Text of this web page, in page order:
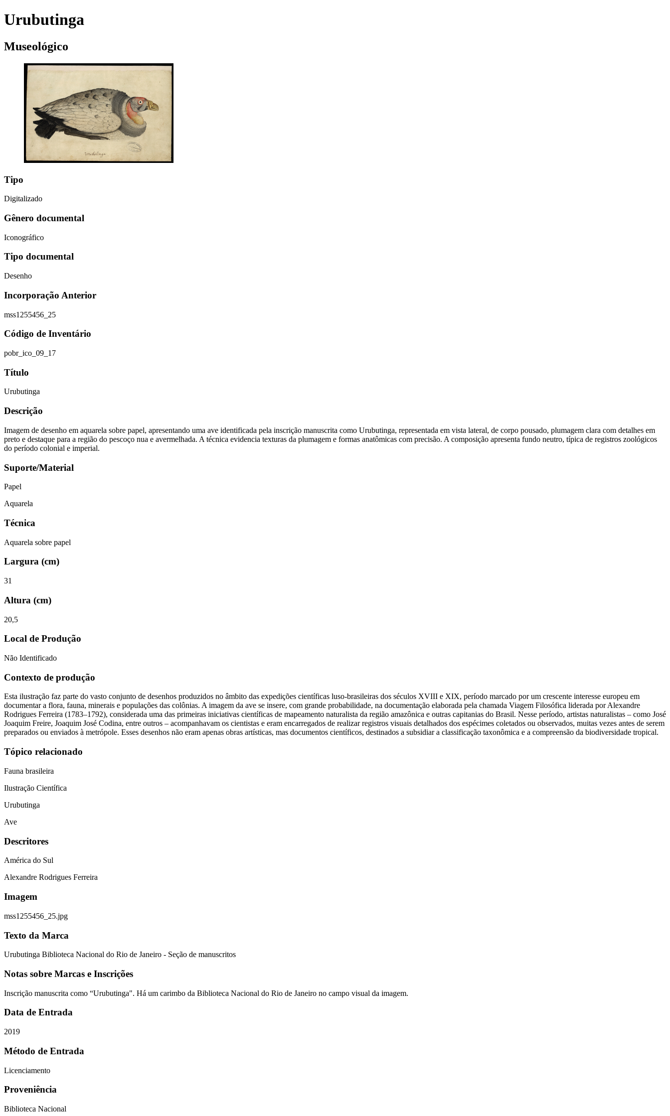
Urubutinga
Museológico
Tipo
Digitalizado
Gênero documental
Iconográfico
Tipo documental
Desenho
Incorporação Anterior
mss1255456_25
Código de Inventário
pobr_ico_09_17
Título
Urubutinga
Descrição
Imagem de desenho em aquarela sobre papel, apresentando uma ave identificada pela inscrição manuscrita como Urubutinga, representada em vista lateral, de corpo pousado, plumagem clara com detalhes em
preto e destaque para a região do pescoço nua e avermelhada. A técnica evidencia texturas da plumagem e formas anatômicas com precisão. A composição apresenta fundo neutro, típica de registros zoológicos
do período colonial e imperial.
Suporte/Material
Papel
Aquarela
Técnica
Aquarela sobre papel
Largura (cm)
31
Altura (cm)
20,5
Local de Produção
Não Identificado
Contexto de produção
Esta ilustração faz parte do vasto conjunto de desenhos produzidos no âmbito das expedições científicas luso-brasileiras dos séculos XVIII e XIX, período marcado por um crescente interesse europeu em
documentar a flora, fauna, minerais e populações das colônias. A imagem da ave se insere, com grande probabilidade, na documentação elaborada pela chamada Viagem Filosófica liderada por Alexandre
Rodrigues Ferreira (1783–1792), considerada uma das primeiras iniciativas científicas de mapeamento naturalista da região amazônica e outras capitanias do Brasil. Nesse período, artistas naturalistas – como José
Joaquim Freire, Joaquim José Codina, entre outros – acompanhavam os cientistas e eram encarregados de realizar registros visuais detalhados dos espécimes coletados ou observados, muitas vezes antes de serem
preparados ou enviados à metrópole. Esses desenhos não eram apenas obras artísticas, mas documentos científicos, destinados a subsidiar a classificação taxonômica e a compreensão da biodiversidade tropical.
Tópico relacionado
Fauna brasileira
Ilustração Científica
Urubutinga
Ave
Descritores
América do Sul
Alexandre Rodrigues Ferreira
Imagem
mss1255456_25.jpg
Texto da Marca
Urubutinga Biblioteca Nacional do Rio de Janeiro - Seção de manuscritos
Notas sobre Marcas e Inscrições
Inscrição manuscrita como “Urubutinga". Há um carimbo da Biblioteca Nacional do Rio de Janeiro no campo visual da imagem.
Data de Entrada
2019
Método de Entrada
Licenciamento
Proveniência
Biblioteca Nacional